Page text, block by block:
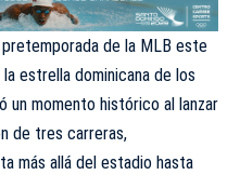
de la MLB este
estrella dominicana de los
un momento histórico al lanzar
de tres carreras,
más allá del estadio hasta